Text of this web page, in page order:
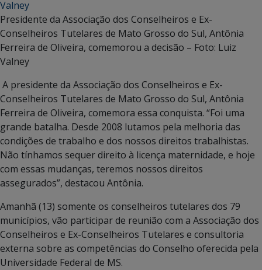
Presidente da Associação dos Conselheiros e Ex-
Conselheiros Tutelares de Mato Grosso do Sul, Antônia
Ferreira de Oliveira, comemorou a decisão – Foto: Luiz
Valney
A presidente da Associação dos Conselheiros e Ex-
Conselheiros Tutelares de Mato Grosso do Sul, Antônia
Ferreira de Oliveira, comemora essa conquista. “Foi uma
grande batalha. Desde 2008 lutamos pela melhoria das
condições de trabalho e dos nossos direitos trabalhistas.
Não tínhamos sequer direito à licença maternidade, e hoje
com essas mudanças, teremos nossos direitos
assegurados”, destacou Antônia.
Amanhã (13) somente os conselheiros tutelares dos 79
municípios, vão participar de reunião com a Associação dos
Conselheiros e Ex-Conselheiros Tutelares e consultoria
externa sobre as competências do Conselho oferecida pela
Universidade Federal de MS.